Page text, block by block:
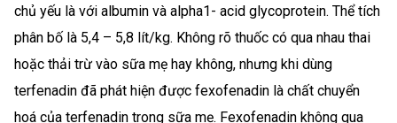
chủ yếu là với albumin và alpha1- acid glycoprotein. Thể tích
phân bố là 5,4 – 5,8 lít/kg. Không rõ thuốc có qua nhau thai
hoặc thải trừ vào sữa mẹ hay không, nhưng khi dùng
terfenadin đã phát hiện được fexofenadin là chất chuyển
hoá của terfenadin trong sữa mẹ. Fexofenadin không qua